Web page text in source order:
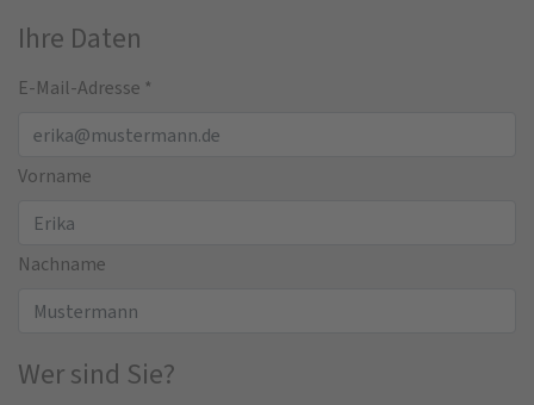
Ihre Daten
E-Mail-Adresse *
Vorname
Nachname
Wer sind Sie?